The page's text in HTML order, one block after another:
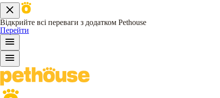
Відкрийте всі переваги з додатком Pethouse
Перейти